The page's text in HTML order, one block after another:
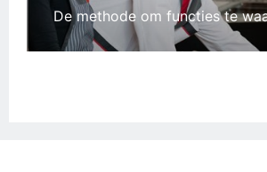
De methode om functies te